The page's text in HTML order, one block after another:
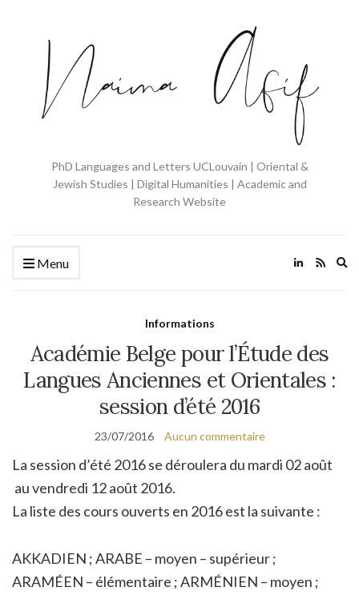
PhD Languages and Letters UCLouvain | Oriental &
Jewish Studies | Digital Humanities | Academic and
Research Website
Menu
Informations
Académie Belge pour l’Étude des
Langues Anciennes et Orientales :
session d’été 2016
23/07/2016 Aucun commentaire
La session d’été 2016 se déroulera du mardi 02 août
au vendredi 12 août 2016.
La liste des cours ouverts en 2016 est la suivante :
AKKADIEN ; ARABE – moyen – supérieur ;
ARAMÉEN – élémentaire ; ARMÉNIEN – moyen ;